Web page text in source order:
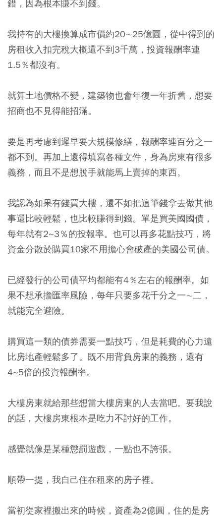
錯，因為根本賺不到錢。
我持有的大樓換算成市價約20∼25億圓，從中得到的
房租收入扣完稅大概還不到3千萬，投資報酬率連
1.5％都沒有。
就算土地價格不變，建築物也會年復一年折舊，想要
招商也不見得能招滿。
要是再考慮到遲早要大規模修繕，報酬率連百分之一
都不到。再加上還得填寫各種文件，身為房東有很多
義務，而且不是想脫手就能馬上賣掉的東西。
我認為如果有錢買大樓，還不如把這筆錢拿去做其他
事還比較輕鬆，也比較賺得到錢。單是買美國國債，
每年就有2~3％的投報率。也可以再多花點技巧，將
資金分散於購買10家不用擔心會破產的美國公司債。
已經發行的公司債平均都能有4％左右的報酬率。如
果不想承擔匯率風險，每年只要多花千分之一∼二，
就能完全避險。
購買這一類的債券需要一點技巧，但是耗費的心力遠
比房地產輕鬆多了。既不用背負房東的義務，還有
4~5倍的投資報酬率。
大樓房東就給那些想當大樓房東的人去當吧。要我說
的話，大樓房東根本是吃力不討好的工作。
感覺就像是某種懲罰遊戲，一點也不誇張。
順帶一提，我自己住在租來的房子裡。
當初從家裡搬出來的時候，資產為2億圓，住的是房